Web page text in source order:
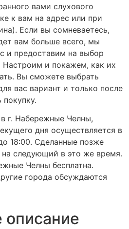
вами слухового
к вам на адрес или при
Если вы сомневаетесь,
вам больше всего, мы
и предоставим на выбор
Настроим и покажем, как их
Вы сможете выбрать
вас вариант и только после
покупку.
г. Набережные Челны,
дня осуществляется в
18:00. Сделанные позже
на следующий в это же время.
Челны бесплатна.
города обсуждаются